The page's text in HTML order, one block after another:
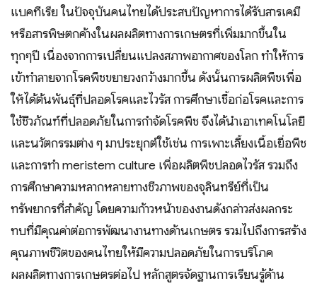
แบคทีเรีย ในปัจจุบันคนไทยได้ประสบปัญหาการได้รับสารเคมี
หรือสารพิษตกค้างในผลผลิตทางการเกษตรที่เพิ่มมากขึ้นใน
ทุกๆปี เนื่องจากการเปลี่ยนแปลงสภาพอากาศของโลก ทำให้การ
เข้าทำลายจากโรคพืชขยายวงกว้างมากขึ้น ดังนั้นการผลิตพืชเพื่อ
ให้ได้ต้นพันธุ์ที่ปลอดโรคและไวรัส การศึกษาเชื้อก่อโรคและการ
ใช้ชีวภัณฑ์ที่ปลอดภัยในการกำจัดโรคพืช จึงได้นำเอาเทคโนโลยี
และนวัตกรรมต่าง ๆ มาประยุกต์ใช้เช่น การเพาะเลี้ยงเนื้อเยื่อพืช
และการทำ meristem culture เพื่อผลิตพืชปลอดไวรัส รวมถึง
การศึกษาความหลากหลายทางชีวภาพของจุลินทรีย์ที่เป็น
ทรัพยากรที่สำคัญ โดยความก้าวหน้าของงานดังกล่าวส่งผลกระ
ทบที่มีคุณค่าต่อการพัฒนางานทางด้านเกษตร รวมไปถึงการสร้าง
คุณภาพชีวิตของคนไทยให้มีความปลอดภัยในการบริโภค
ผลผลิตทางการเกษตรต่อไป หลักสูตรจัดฐานการเรียนรู้ด้าน